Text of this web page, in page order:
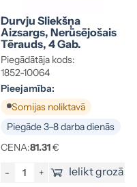
Durvju Sliekšņa
Aizsargs, Nerūsējošais
Tērauds, 4 Gab.
Piegādātāja kods:
1852-10064
Pieejamība:
Somijas noliktavā
Piegāde 3–8 darba dienās
CENA:81.31€
- + Ielikt grozā